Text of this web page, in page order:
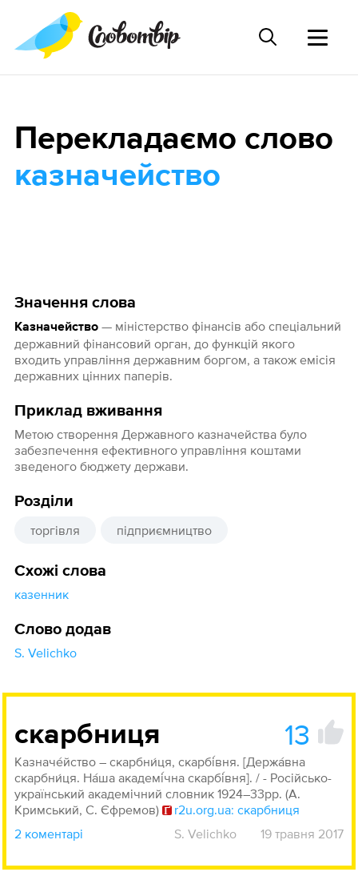
Значення слова
Казначейство— міністерство фінансів або спеціальний
державний фінансовий орган, до функцій якого
входить управління державним боргом, а також емісія
державних цінних паперів.
Приклад вживання
Метою створення Державного казначейства було
забезпечення ефективного управління коштами
зведеного бюджету держави.
Розділи
торгівля підприємництво
Схожі слова
казенник
Слово додав
S. Velichko
Перекладаємо слово
казначейство
скарбниця 13
Казначе́йство – скарбни́ця, скарбі́вня. [Держа́вна
скарбни́ця. На́ша академі́чна скарбі́вня]. / - Російсько-
український академічний словник 1924–33рр. (А.
Кримський, С. Єфремов)
r2u.org.ua: скарбниця
2 коментарі
S. Velichko 19 травня 2017